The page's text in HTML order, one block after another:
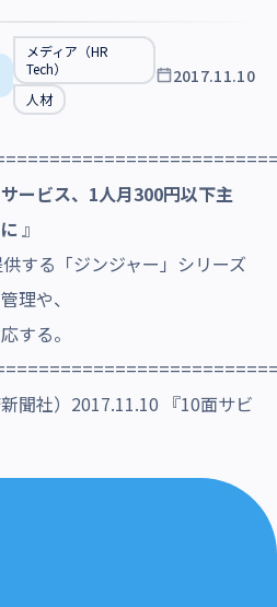
メディア（HR
Tech）
人材
2017.11.10
ービス、1人月300円以下主
』
する「ジンジャー」シリーズ
理や、
する。
聞社）2017.11.10 『10面サビ